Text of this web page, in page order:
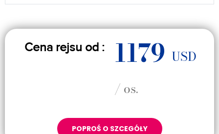
Cena rejsu od : 1179 USD
/ os.
POPROŚ O SZCEGÓŁY